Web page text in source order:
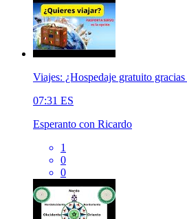
Viajes: ¿Hospedaje gratuito
07:31 ES
Esperanto con Ricardo
1
0
0